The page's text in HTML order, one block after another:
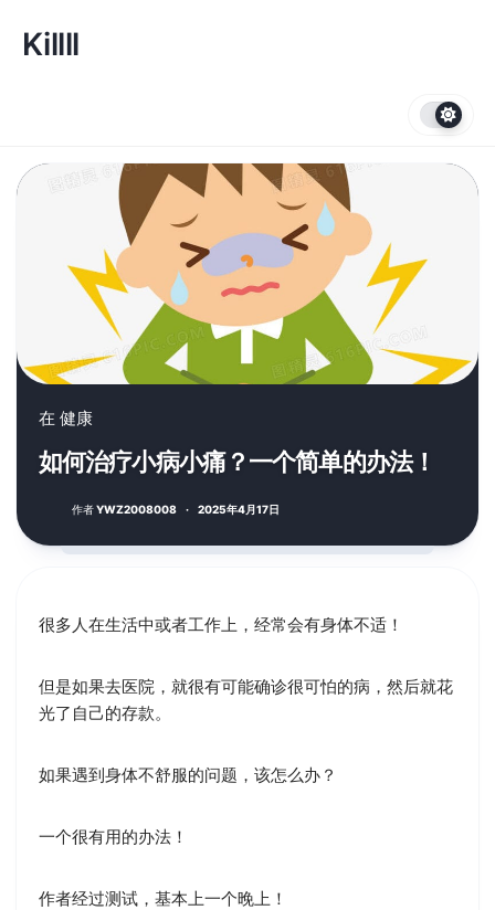
Killll
在 健康
如何治疗小病小痛？一个简单的办法！
作者YWZ2008008 · 2025年4月17日
很多人在生活中或者工作上，经常会有身体不适！
但是如果去医院，就很有可能确诊很可怕的病，然后就花
光了自己的存款。
如果遇到身体不舒服的问题，该怎么办？
一个很有用的办法！
作者经过测试，基本上一个晚上！